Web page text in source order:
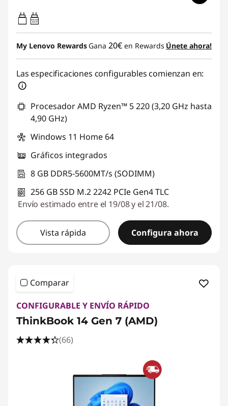
65W-65W
USB PD
My Lenovo Rewards Gana 20€ en Rewards Únete ahora!
Las especificaciones configurables comienzan en:
Procesador AMD Ryzen™ 5 220 (3,20 GHz hasta
4,90 GHz)
Windows 11 Home 64
Gráficos integrados
8 GB DDR5-5600MT/s (SODIMM)
256 GB SSD M.2 2242 PCIe Gen4 TLC
Envío estimado entre el 19/08 y el 21/08.
Vista rápida Configura ahora
Comparar
CONFIGURABLE Y ENVÍO RÁPIDO
ThinkBook 14 Gen 7 (AMD)
(66)